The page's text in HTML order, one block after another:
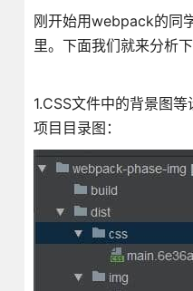
刚开始用webpack的同
里。下面我们就来分析
1.CSS文件中的背景图等
项目目录图：